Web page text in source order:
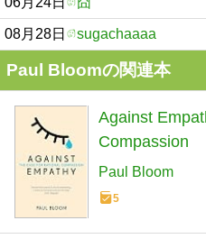
08月28日 sugachaaaa
Paul Bloomの関連本
Against
Compassion
Paul Bloom
5